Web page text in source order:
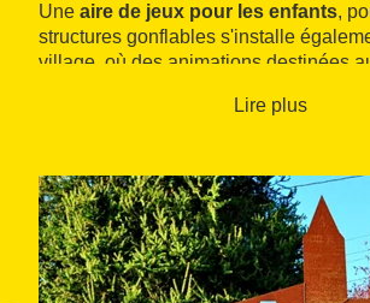
Une aire de jeux pour les enfants,
structures gonflables s'installe
village, où des animations destinées
bien terminer la journée.Lire plus